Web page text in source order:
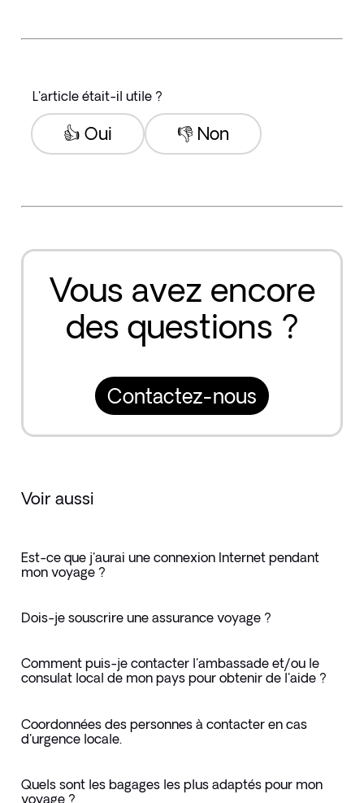
L'article était-il utile ?
👎 Non
👍 Oui
Vous avez encore
des questions ?
Contactez-nous
Voir aussi
Est-ce que j'aurai une connexion Internet pendant
mon voyage ?
Dois-je souscrire une assurance voyage ?
Comment puis-je contacter l'ambassade et/ou le
consulat local de mon pays pour obtenir de l'aide ?
Coordonnées des personnes à contacter en cas
d'urgence locale.
Quels sont les bagages les plus adaptés pour mon
voyage ?